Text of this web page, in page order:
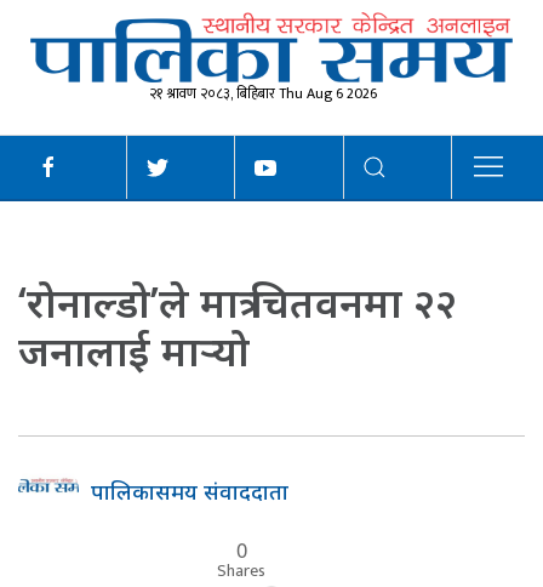
२१ श्रावण २०८३, बिहिबार Thu Aug 6 2026
‘रोनाल्डो’ले मात्र चितवनमा २२
जनालाई मार्‍यो
पालिकासमय संवाददाता
0
Shares